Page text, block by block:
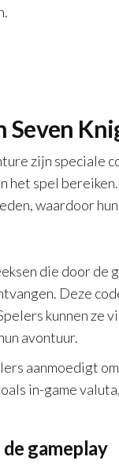
zijn speciale
het spel
waardoor
die door
Deze
kunnen ze
avontuur.
aanmoedigt
in-game
gameplay